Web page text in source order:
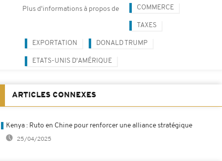
Plus d'informations à propos de COMMERCE
TAXES
EXPORTATION DONALD TRUMP
ETATS-UNIS D'AMÉRIQUE
ARTICLES CONNEXES
Kenya : Ruto en Chine pour renforcer une alliance stratégique
25/04/2025